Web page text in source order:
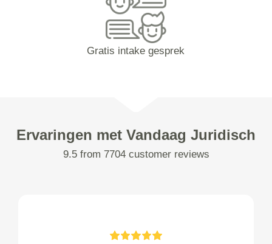
Gratis intake gesprek
Ervaringen met Vandaag Juridisch
9.5 from 7704 customer reviews